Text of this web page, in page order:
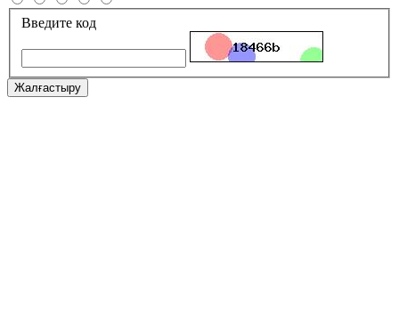
Введите код
Жалғастыру